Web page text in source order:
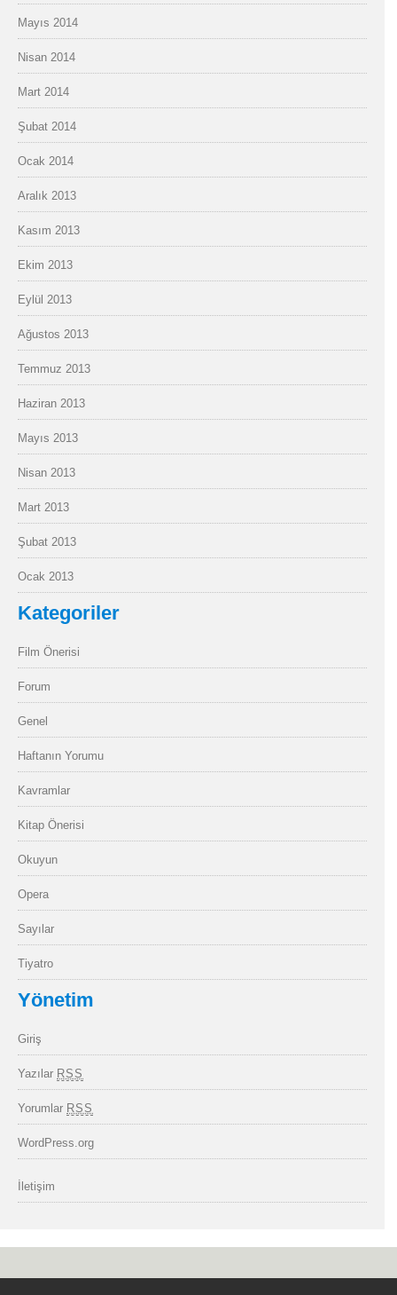
Mayıs 2014
Nisan 2014
Mart 2014
Şubat 2014
Ocak 2014
Aralık 2013
Kasım 2013
Ekim 2013
Eylül 2013
Ağustos 2013
Temmuz 2013
Haziran 2013
Mayıs 2013
Nisan 2013
Mart 2013
Şubat 2013
Ocak 2013
Kategoriler
Film Önerisi
Forum
Genel
Haftanın Yorumu
Kavramlar
Kitap Önerisi
Okuyun
Opera
Sayılar
Tiyatro
Yönetim
Giriş
Yazılar RSS
Yorumlar RSS
WordPress.org
İletişim